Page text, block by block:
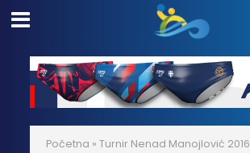
Početna » Turnir Nenad Manojlović 2016